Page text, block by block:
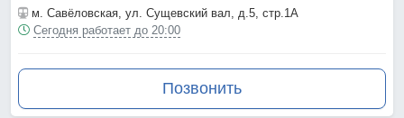
м. Савёловская , ул. Сущевский вал, д.5, стр.1А
Сегодня работает до 20:00
Позвонить